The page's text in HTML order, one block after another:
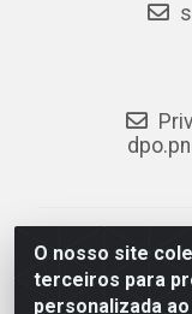
O nosso site
terceiros para
personalizada
PneuBras -
Jaboatão dos
08.678.386/